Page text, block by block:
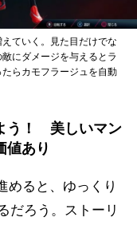
ていく。見た目だけでな
にダメージを与えるとラ
らカモフラージュを自動
う！ 美しいマン
値あり
めると、ゆっくり
だろう。ストーリ